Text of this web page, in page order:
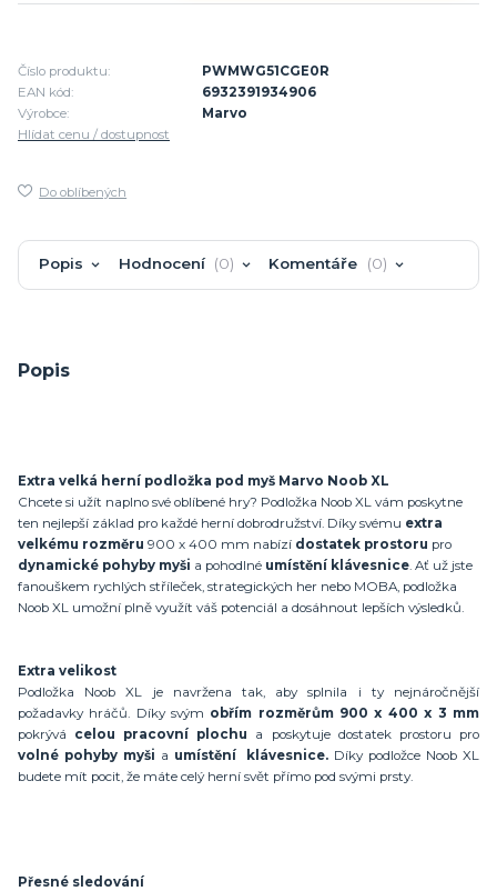
Číslo produktu:
PWMWG51CGE0R
EAN kód:
6932391934906
Výrobce:
Marvo
Hlídat cenu / dostupnost
Do oblíbených
Popis Hodnocení 0 Komentáře 0
Popis
Extra velká herní podložka pod myš Marvo Noob XL
Chcete si užít naplno své oblíbené hry? Podložka Noob XL vám poskytne
ten nejlepší základ pro každé herní dobrodružství. Díky svému extra
velkému rozměru 900 x 400 mm nabízí dostatek prostoru pro
dynamické pohyby myši a pohodlné umístění klávesnice. Ať už jste
fanouškem rychlých stříleček, strategických her nebo MOBA, podložka
Noob XL umožní plně využít váš potenciál a dosáhnout lepších výsledků.
Extra velikost
Podložka Noob XL je navržena tak, aby splnila i ty nejnáročnější
požadavky hráčů. Díky svým obřím rozměrům 900 x 400 x 3 mm
pokrývá celou pracovní plochu a poskytuje dostatek prostoru pro
volné pohyby myši a umístění klávesnice. Díky podložce Noob XL
budete mít pocit, že máte celý herní svět přímo pod svými prsty.
Přesné sledování